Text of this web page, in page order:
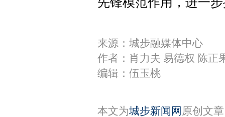
来源：城步融媒体中心
作者：肖力夫 易德权 陈正
编辑：伍玉桃
本文为城步新闻网 原创文